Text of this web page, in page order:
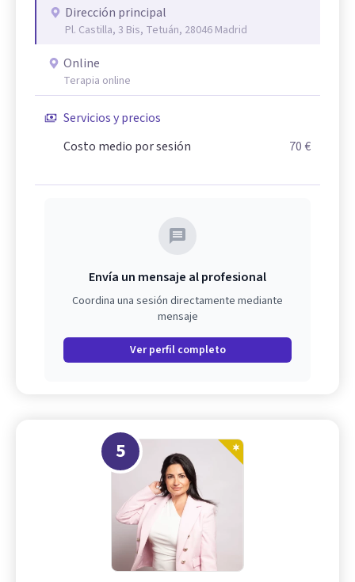
Dirección principal
Pl. Castilla, 3 Bis, Tetuán, 28046 Madrid
Online
Terapia online
Servicios y precios
Costo medio por sesión
70 €
Envía un mensaje al profesional
Coordina una sesión directamente mediante
mensaje
Ver perfil completo
5